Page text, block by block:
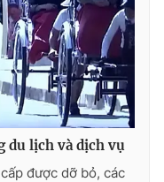
du lịch và dịch vụ
được dỡ bỏ, các